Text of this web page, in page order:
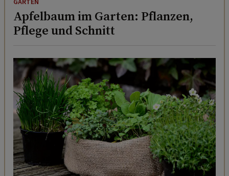
Apfelbaum im Garten: Pflanzen,
Pflege und Schnitt